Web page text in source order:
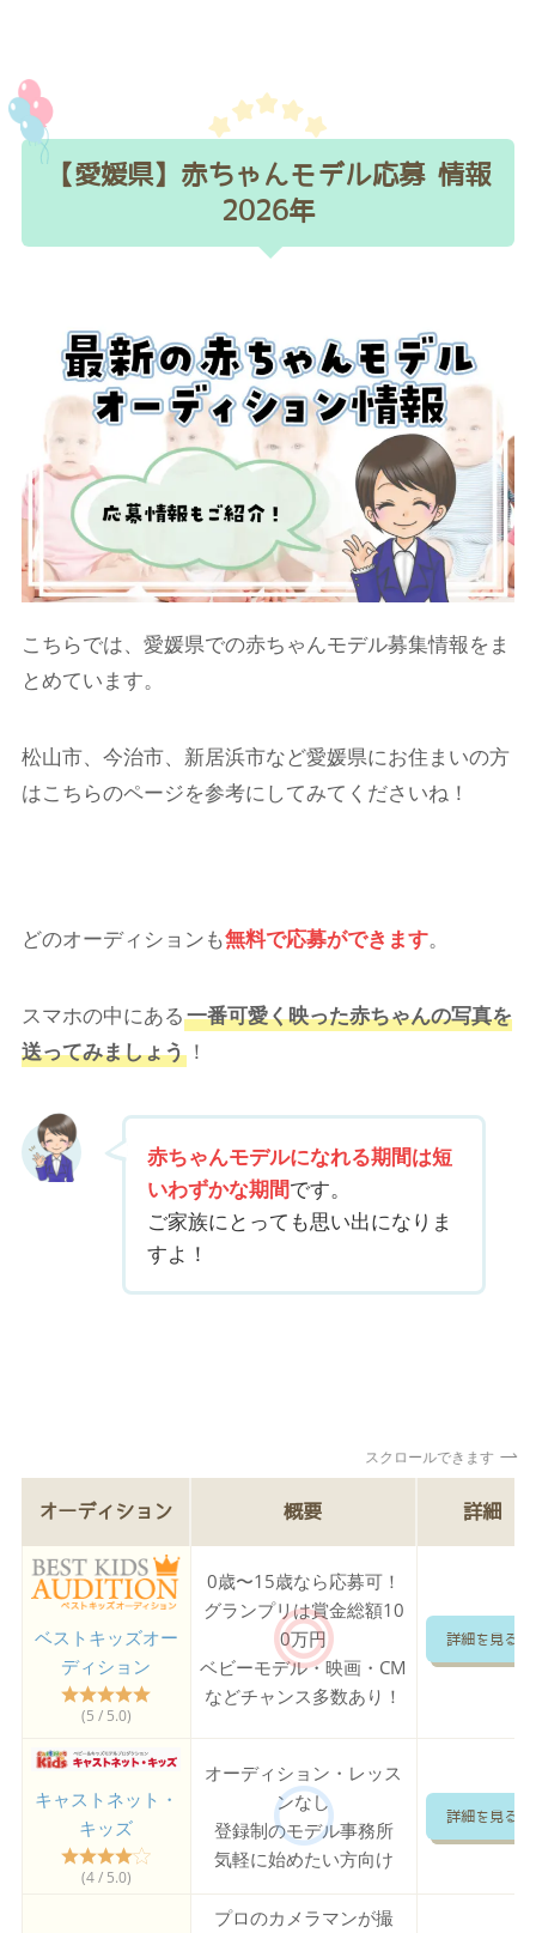
【愛媛県】赤ちゃんモデル応募 情報
2026年
こちらでは、愛媛県での赤ちゃんモデル募集情報をま
とめています。
松山市、今治市、新居浜市など愛媛県にお住まいの方
はこちらのページを参考にしてみてくださいね！
どのオーディションも無料で応募ができます。
スマホの中にある一番可愛く映った赤ちゃんの写真を
送ってみましょう！
赤ちゃんモデルになれる期間は短
いわずかな期間です。
ご家族にとっても思い出になりま
すよ！
スクロールできます
オーディション 概要 詳細
ベストキッズオー
ディション
(5 / 5.0)
0歳〜15歳なら応募可！
グランプリは賞金総額10
0万円
ベビーモデル・映画・CM
などチャンス多数あり！
詳細を見る
キャストネット・
キッズ
(4 / 5.0)
オーディション・レッス
ンなし
登録制のモデル事務所
気軽に始めたい方向け
詳細を見る
プロのカメラマンが撮